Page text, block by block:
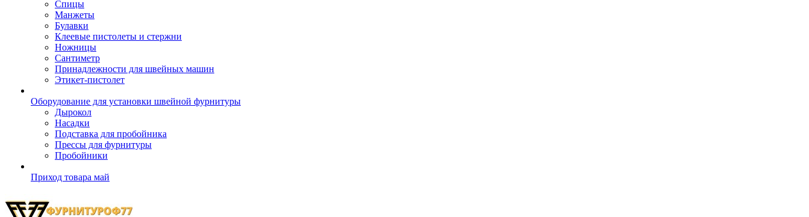
Спицы
Манжеты
Булавки
Клеевые пистолеты и стержни
Ножницы
Сантиметр
Принадлежности для швейных машин
Этикет-пистолет
Оборудование для установки швейной фурнитуры
Дырокол
Насадки
Подставка для пробойника
Прессы для фурнитуры
Пробойники
Приход товара май